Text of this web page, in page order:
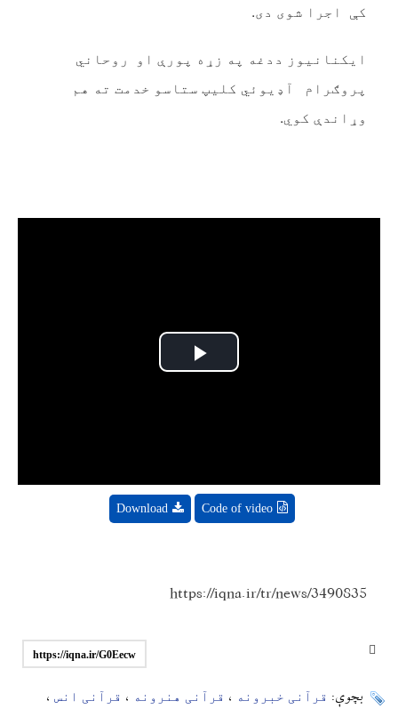
کې اجرا شوی دی.
ایکنانیوز ددغه په زړه پورې او روحاني
پروګرام آډیوئي کلیپ ستاسو خدمت ته هم
وړاندې کوي.
Play
Code of video
Download
https://iqna.ir/tr/news/3490835
https://iqna.ir/G0Eecw
بچوې: قرآنی خبرونه ، قرآنی هنرونه ، قرآنی انس ،